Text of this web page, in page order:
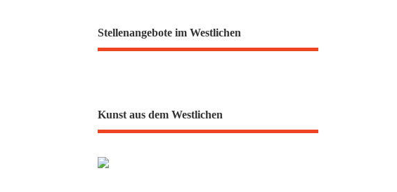
Stellenangebote im Westlichen
Kunst aus dem Westlichen